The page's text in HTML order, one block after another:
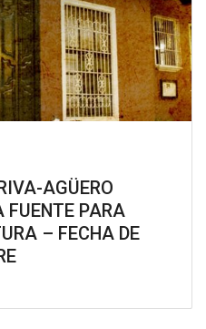
AGÜERO
FUENTE PARA
– FECHA DE